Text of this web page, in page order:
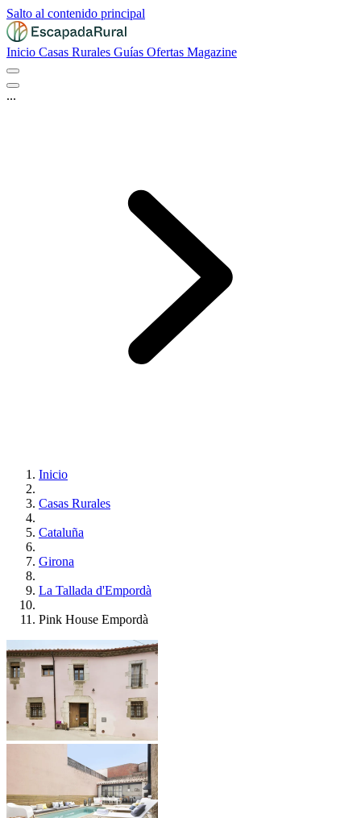
Salto al contenido principal
Inicio Casas Rurales Guías Ofertas Magazine
...
Inicio
Casas Rurales
Cataluña
Girona
La Tallada d'Empordà
Pink House Empordà